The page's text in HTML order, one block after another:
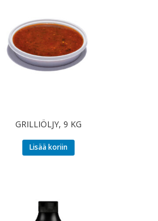
GRILLIÖLJY, 9 KG
Lisää koriin